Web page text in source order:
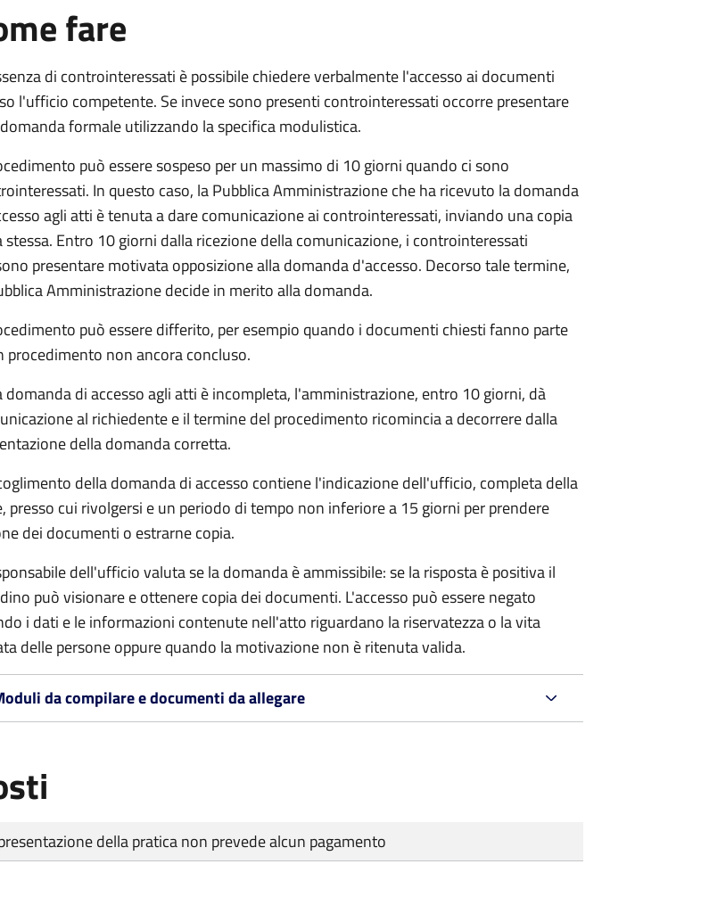
fare
di controinteressati è possibile chiedere verbalmente l'accesso ai documenti
l'ufficio competente. Se invece sono presenti controinteressati occorre presentare
formale utilizzando la specifica modulistica.
può essere sospeso per un massimo di 10 giorni quando ci sono
In questo caso, la Pubblica Amministrazione che ha ricevuto la domanda
agli atti è tenuta a dare comunicazione ai controinteressati, inviando una copia
stessa. Entro 10 giorni dalla ricezione della comunicazione, i controinteressati
presentare motivata opposizione alla domanda d'accesso. Decorso tale termine,
Amministrazione decide in merito alla domanda.
può essere differito, per esempio quando i documenti chiesti fanno parte
procedimento non ancora concluso.
domanda di accesso agli atti è incompleta, l'amministrazione, entro 10 giorni, dà
al richiedente e il termine del procedimento ricomincia a decorrere dalla
della domanda corretta.
della domanda di accesso contiene l'indicazione dell'ufficio, completa della
presso cui rivolgersi e un periodo di tempo non inferiore a 15 giorni per prendere
dei documenti o estrarne copia.
dell'ufficio valuta se la domanda è ammissibile: se la risposta è positiva il
può visionare e ottenere copia dei documenti. L'accesso può essere negato
i dati e le informazioni contenute nell'atto riguardano la riservatezza o la vita
delle persone oppure quando la motivazione non è ritenuta valida.
da compilare e documenti da allegare
di pagamentodella pratica non prevede alcun pagamento